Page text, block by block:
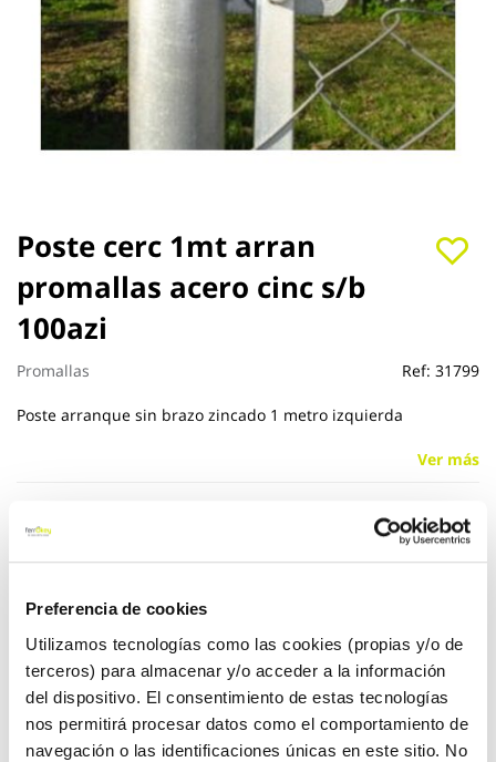
Preferencia de cookies
Utilizamos tecnologías como las cookies (propias y/o de
terceros) para almacenar y/o acceder a la información
del dispositivo. El consentimiento de estas tecnologías
nos permitirá procesar datos como el comportamiento de
navegación o las identificaciones únicas en este sitio. No
Poste cerc 1mt arran
promallas acero cinc s/b
100azi
Promallas Ref: 31799
Poste arranque sin brazo zincado 1 metro izquierda
Ver más
12,60 €
Click&Collect - Recogida gratis
en nuestras tiendas
Envío a domicilio:
5 días hábiles
Saltar
al
comienzo
de
la
galería
de